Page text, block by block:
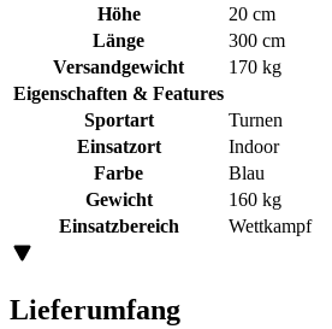
Höhe
20 cm
Länge
300 cm
Versandgewicht
170 kg
Eigenschaften & Features
Sportart
Turnen
Einsatzort
Indoor
Farbe
Blau
Gewicht
160 kg
Einsatzbereich
Wettkampf
Lieferumfang